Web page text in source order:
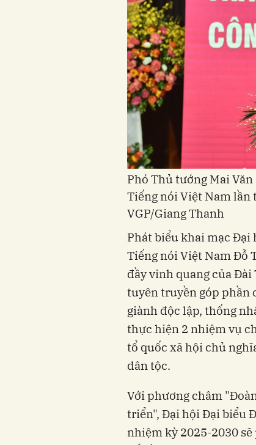
Phó Thủ tướng Mai
Tiếng nói Việt Nam lần
VGP/Giang Thanh
Phát biểu khai mạc Đại
Tiếng nói Việt Nam Đỗ
đầy vinh quang của
tuyên truyền góp phần
giành độc lập, thống
thực hiện 2 nhiệm vụ
tổ quốc xã hội chủ
dân tộc.
Với phương châm
triển", Đại hội Đại biểu
nhiệm kỳ 2025-2030